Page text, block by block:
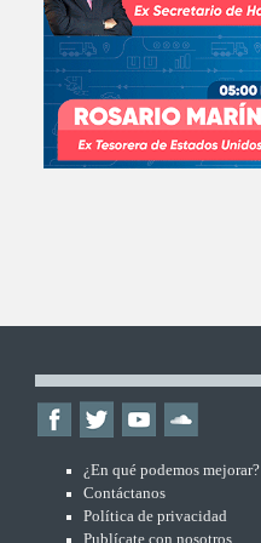
¿En qué podemos mejorar?
Contáctanos
Política de privacidad
Publícate con nosotros